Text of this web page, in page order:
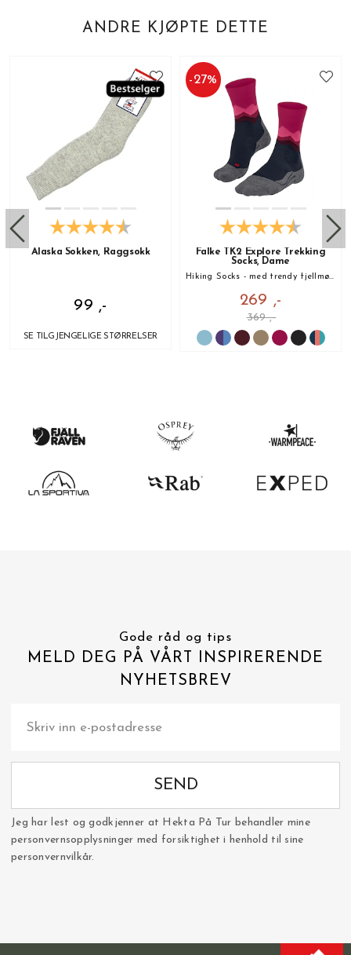
ANDRE KJØPTE DETTE
Alaska Sokken, Raggsokk
99 ,-
SE TILGJENGELIGE STØRRELSER
-27%
Falke TK2 Explore Trekking
Socks, Dame
Hiking Socks - med trendy fjellmønster!
269 ,-
369 ,-
Gode råd og tips
MELD DEG PÅ VÅRT INSPIRERENDE
NYHETSBREV
SEND
Jeg har lest og godkjenner at Hekta På Tur behandler mine
personvernsopplysninger med forsiktighet i henhold til sine
personvernvilkår.